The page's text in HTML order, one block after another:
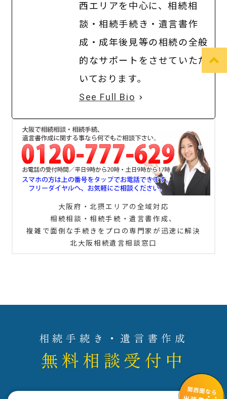
西エリアを中心に、相続相
談・相続手続き・遺言書作
成・成年後見等の相続の全般
的なサポートをさせていただ
いております。
See Full Bio
大阪府・北摂エリアの全域対応
相続相談・相続手続・遺言書作成、
複雑で面倒な手続きをプロの専門家が迅速に解決
北大阪相続遺言相談窓口
相続手続き・遺言書作成
無料相談受付中